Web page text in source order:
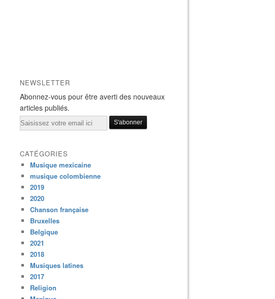
NEWSLETTER
Abonnez-vous pour être averti des nouveaux
articles publiés.
Email
CATÉGORIES
Musique mexicaine
musique colombienne
2019
2020
Chanson française
Bruxelles
Belgique
2021
2018
Musiques latines
2017
Religion